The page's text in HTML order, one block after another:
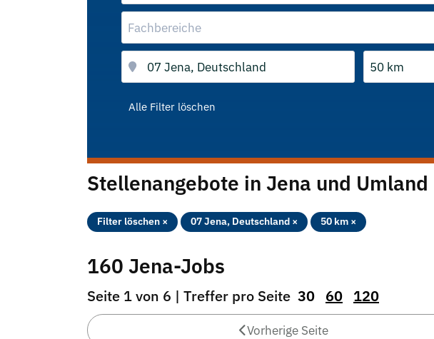
Fachbereiche
50 km
Alle Filter löschen
Stellenangebote in Jena und Umland
Filter löschen × 07 Jena, Deutschland × 50 km ×
160 Jena-Jobs
Seite 1 von 6 | Treffer pro Seite 30 60 120
Vorherige Seite